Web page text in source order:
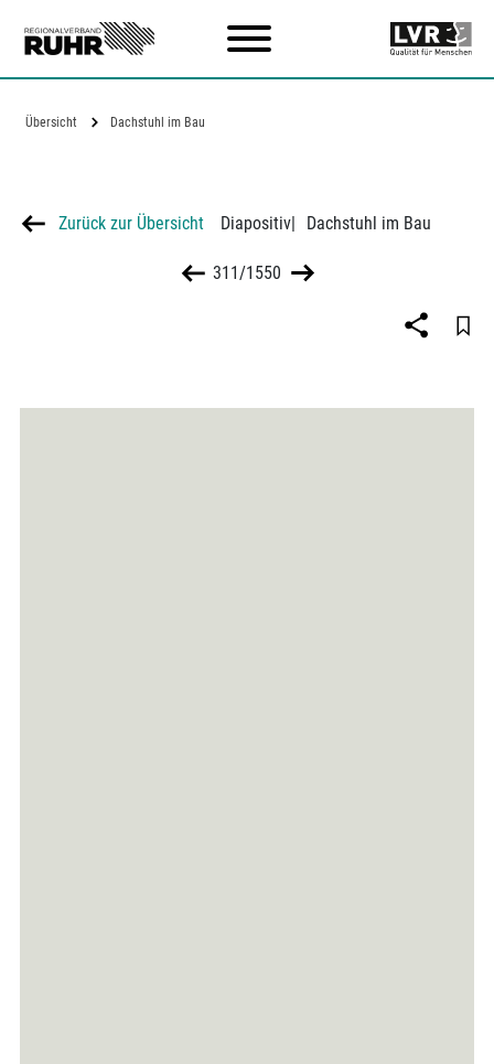
Übersicht Dachstuhl im Bau
Zurück zur Übersicht Diapositiv| Dachstuhl im Bau
311/1550